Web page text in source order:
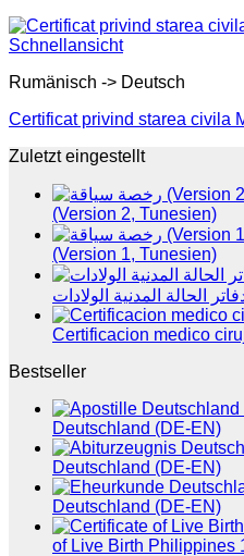
Schnellansicht
Rumänisch -> Deutsch
Certificat privind starea civila
Zuletzt eingestellt
(Version 2, Tunesien)
(Version 1, Tunesien)
Certificacion medico
Bestseller
Deutschland (DE-EN)
Deutschland (DE-EN)
Deutschland (DE-EN)
of Live Birth Philippines